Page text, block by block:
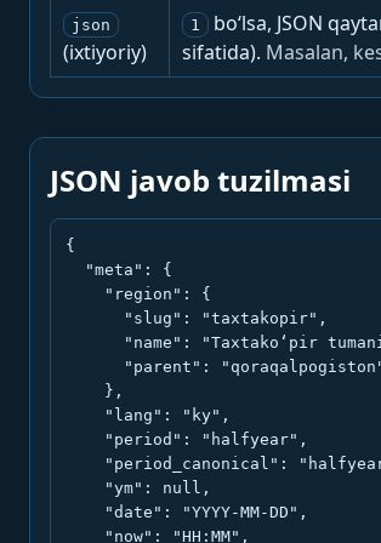
json
(ixtiyoriy)
1
bo‘lsa, JSON
sifatida). Masalan,
JSON javob tuzilmasi
{
  "meta": {
    "region": {
      "slug": "taxtakopir",
"name": "Taxtako‘pir
"parent":
    },
    "lang": "ky",
    "period": "halfyear",
"period_canonical":
    "ym": null,
    "date": "YYYY-MM-DD",
    "now": "HH:MM",